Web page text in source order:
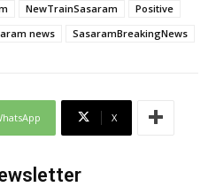
NewTrainSasaram
Positive
news SasaramBreakingNews
X